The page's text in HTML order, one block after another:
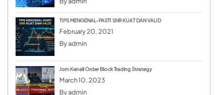
TIPS MENGENAL-PASTI SNR KUAT DAN VALID
February 20, 2021
Byadmin
Jom Kenali Order Block Trading Strategy
March 10, 2023
Byadmin